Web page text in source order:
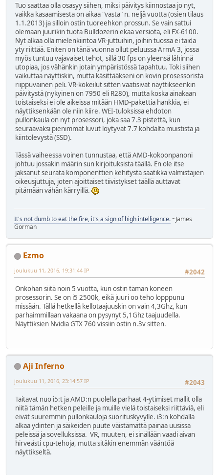
Tuo saattaa olla osasyy siihen, miksi päivitys kiinnostaa jo nyt,
vaikka kasaamisesta on aikaa "vasta" n. neljä vuotta (osien tilaus
1.1.2013) ja silloin ostin tuoreehkon prossun. Se vain sattui
olemaan juurikin tuota Bulldozerin ekaa versiota, eli FX-6100.
Nyt alkaa olla mielenkiintoa VR-juttuihin, joihin tuossa ei taida
yty riittää. Eniten on tänä vuonna ollut peluussa ArmA 3, jossa
myös tuntuu vajavaiset tehot, sillä 30 fps on yleensä lähinnä
utopiaa, jos vähänkin jotain ympäristössä tapahtuu. Toki siihen
vaikuttaa näyttiskin, mutta käsittääkseni on kovin prosessorista
riippuvainen peli. VR-kokeilut sitten vaatisivat näyttikseenkin
päivitystä (nykyinen on 7950 eli R280), mutta koska ainakaan
toistaiseksi ei ole aikeissa mitään HMD-pakettia hankkia, ei
näyttiksenkään ole niin kiire. WEI-tuloksissa ehdoton
pullonkaula on nyt prosessori, joka saa 7.3 pistettä, kun
seuraavaksi pienimmät luvut löytyvät 7.7 kohdalta muistista ja
kiintolevystä (SSD).
Tässä vaiheessa voinen tunnustaa, että AMD-kokoonpanoni
johtuu jossakin määrin sun kirjoituksista täällä. En ole itse
jaksanut seurata komponenttien kehitystä saatikka valmistajien
oikeusjuttuja, joten ajoittaiset tiivistykset täällä auttavat
pitämään vähän kärryillä.
It's not dumb to eat the fire, it's a sign of high intelligence.~James
Gorman
Ezmo
#2042
joulukuu 11, 2016, 19:31:44 IP
Onkohan siitä noin 5 vuotta, kun ostin tämän koneen
prosessorin. Se on i5 2500k, eikä juuri oo teho lopppunu
missään. Tällä hetkellä kellotaajuuskin on vain 4,3Ghz, kun
parhaimmillaan vakaana on pysynyt 5,1Ghz taajuudella.
Näyttiksien Nvidia GTX 760 vissiin ostin n.3v sitten.
Aji Inferno
#2043
joulukuu 11, 2016, 23:14:57 IP
Taitavat nuo i5:t ja AMD:n puolella parhaat 4-ytimiset mallit olla
niitä tämän hetken peleille ja muille vielä toistaiseksi riittäviä, eli
eivät suuremmin pullonkauloja suorituskyvylle. i3:n kohdalla
alkaa ydinten ja säikeiden puute väistämättä painaa uusissa
peleissä ja sovelluksissa. VR, muuten, ei sinällään vaadi aivan
hirveästi cpu-tehoja, mutta sitäkin enemmän vääntöä
näyttikseltä.